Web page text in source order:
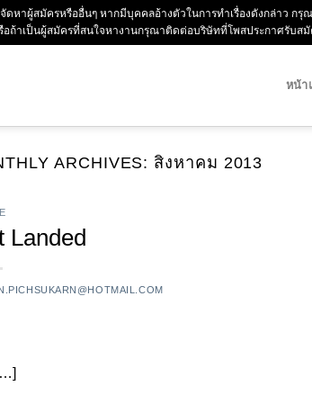
ดหาผู้สมัครหรืออื่นๆ หากมีบุคคลอ้างตัวในการทำเรื่องดังกล่าว
ถ้าเป็นผู้สมัครที่สนใจหางานกรุณาติดต่อบริษัทที่โพสประกาศรับสมั
หน้า
ARCHIVES: สิงหาคม 2013
Landed